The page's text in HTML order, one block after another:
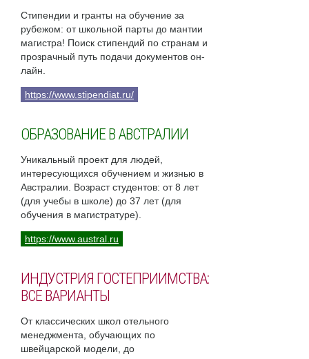
Стипендии и гранты на обучение за
рубежом: от школьной парты до мантии
магистра! Поиск стипендий по странам и
прозрачный путь подачи документов он-
лайн.
https://www.stipendiat.ru/
ОБРАЗОВАНИЕ В АВСТРАЛИИ
Уникальный проект для людей,
интересующихся обучением и жизнью в
Австралии. Возраст студентов: от 8 лет
(для учебы в школе) до 37 лет (для
обучения в магистратуре).
https://www.austral.ru
ИНДУСТРИЯ ГОСТЕПРИИМСТВА:
ВСЕ ВАРИАНТЫ
От классических школ отельного
менеджмента, обучающих по
швейцарской модели, до